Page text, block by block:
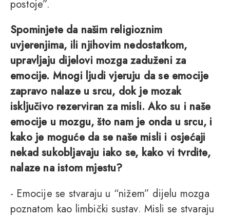
postoje”.
Spominjete da našim religioznim
uvjerenjima, ili njihovim nedostatkom,
upravljaju dijelovi mozga zaduženi za
emocije. Mnogi ljudi vjeruju da se emocije
zapravo nalaze u srcu, dok je mozak
isključivo rezerviran za misli. Ako su i naše
emocije u mozgu, što nam je onda u srcu, i
kako je moguće da se naše misli i osjećaji
nekad sukobljavaju iako se, kako vi tvrdite,
nalaze na istom mjestu?
- Emocije se stvaraju u “nižem” dijelu mozga
poznatom kao limbički sustav. Misli se stvaraju